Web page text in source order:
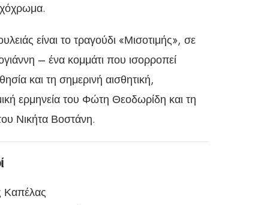
είναι το τραγούδι «Μισοτιμής», σε
– ένα κομμάτι που ισορροπεί
και τη σημερινή αισθητική,
ερμηνεία του Φώτη Θεοδωρίδη και τη
Νικήτα Βοστάνη.
Καπέλας